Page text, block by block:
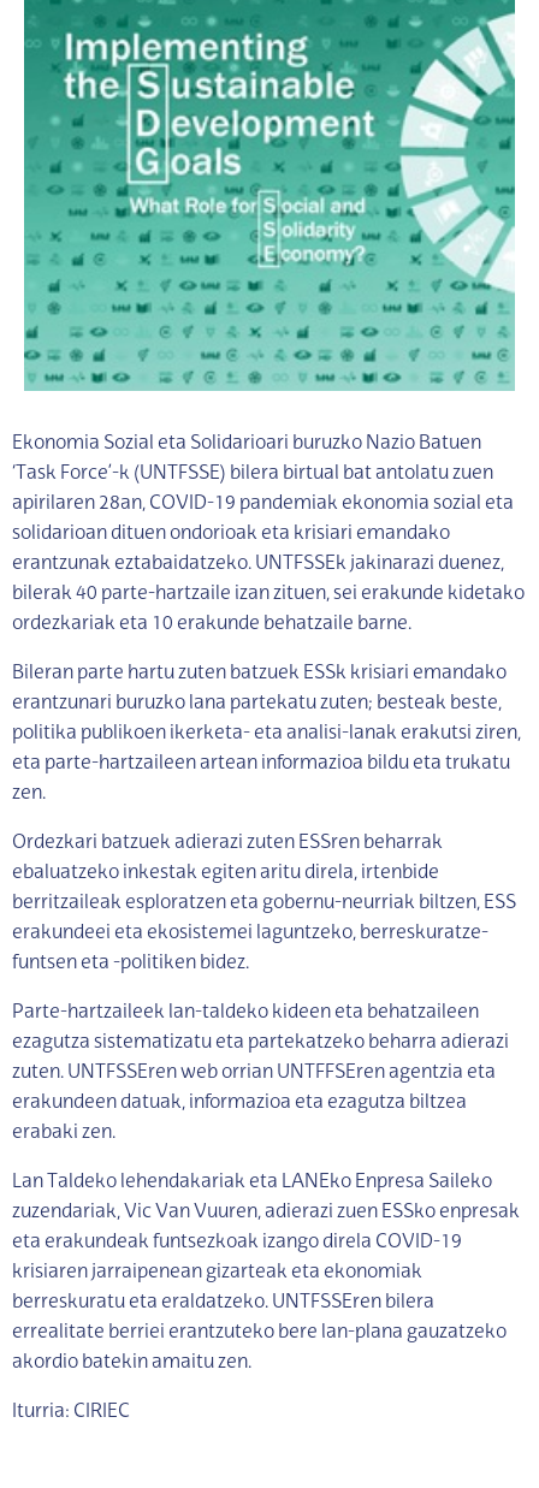
Ekonomia Sozial eta Solidarioari buruzko Nazio Batuen
‘Task Force’-k (UNTFSSE) bilera birtual bat antolatu zuen
apirilaren 28an, COVID-19 pandemiak ekonomia sozial eta
solidarioan dituen ondorioak eta krisiari emandako
erantzunak eztabaidatzeko. UNTFSSEk jakinarazi duenez,
bilerak 40 parte-hartzaile izan zituen, sei erakunde kidetako
ordezkariak eta 10 erakunde behatzaile barne.
Bileran parte hartu zuten batzuek ESSk krisiari emandako
erantzunari buruzko lana partekatu zuten; besteak beste,
politika publikoen ikerketa- eta analisi-lanak erakutsi ziren,
eta parte-hartzaileen artean informazioa bildu eta trukatu
zen.
Ordezkari batzuek adierazi zuten ESSren beharrak
ebaluatzeko inkestak egiten aritu direla, irtenbide
berritzaileak esploratzen eta gobernu-neurriak biltzen, ESS
erakundeei eta ekosistemei laguntzeko, berreskuratze-
funtsen eta -politiken bidez.
Parte-hartzaileek lan-taldeko kideen eta behatzaileen
ezagutza sistematizatu eta partekatzeko beharra adierazi
zuten. UNTFSSEren web orrian UNTFFSEren agentzia eta
erakundeen datuak, informazioa eta ezagutza biltzea
erabaki zen.
Lan Taldeko lehendakariak eta LANEko Enpresa Saileko
zuzendariak, Vic Van Vuuren, adierazi zuen ESSko enpresak
eta erakundeak funtsezkoak izango direla COVID-19
krisiaren jarraipenean gizarteak eta ekonomiak
berreskuratu eta eraldatzeko. UNTFSSEren bilera
errealitate berriei erantzuteko bere lan-plana gauzatzeko
akordio batekin amaitu zen.
Iturria: CIRIEC